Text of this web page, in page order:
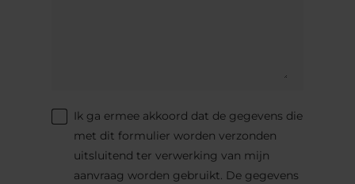
Ik ga ermee akkoord dat de gegevens die
met dit formulier worden verzonden
uitsluitend ter verwerking van mijn
aanvraag worden gebruikt. De gegevens